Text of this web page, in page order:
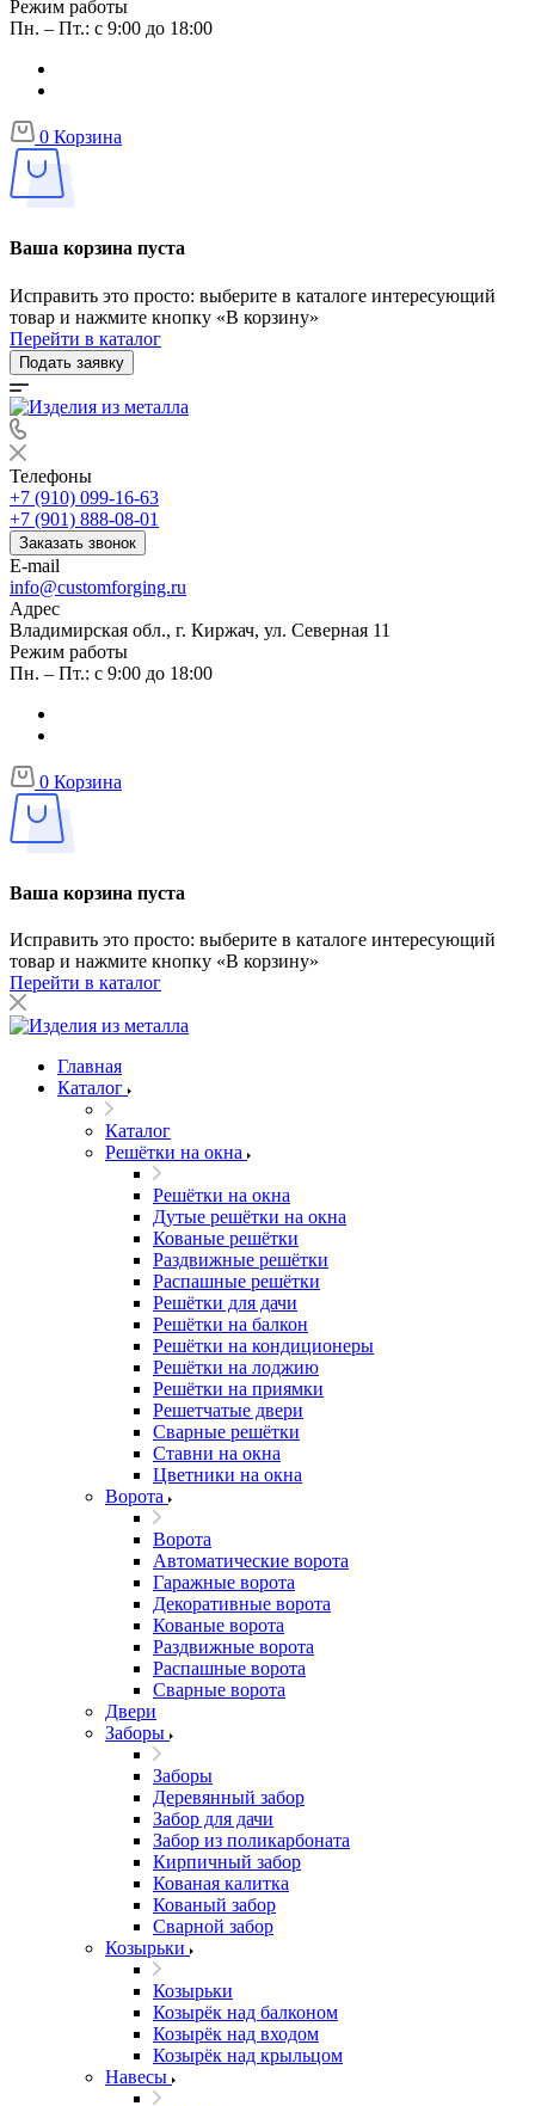
Режим работы
Пн. – Пт.: с 9:00 до 18:00
0 Корзина
Ваша корзина пуста
Исправить это просто: выберите в каталоге интересующий
товар и нажмите кнопку «В корзину»
Перейти в каталог
Подать заявку
Телефоны
+7 (910) 099-16-63
+7 (901) 888-08-01
Заказать звонок
E-mail
info@customforging.ru
Адрес
Владимирская обл., г. Киржач, ул. Северная 11
Режим работы
Пн. – Пт.: с 9:00 до 18:00
0 Корзина
Ваша корзина пуста
Исправить это просто: выберите в каталоге интересующий
товар и нажмите кнопку «В корзину»
Перейти в каталог
Главная
Каталог
Каталог
Решётки на окна
Решётки на окна
Дутые решётки на окна
Кованые решётки
Раздвижные решётки
Распашные решётки
Решётки для дачи
Решётки на балкон
Решётки на кондиционеры
Решётки на лоджию
Решётки на приямки
Решетчатые двери
Сварные решётки
Ставни на окна
Цветники на окна
Ворота
Ворота
Автоматические ворота
Гаражные ворота
Декоративные ворота
Кованые ворота
Раздвижные ворота
Распашные ворота
Сварные ворота
Двери
Заборы
Заборы
Деревянный забор
Забор для дачи
Забор из поликарбоната
Кирпичный забор
Кованая калитка
Кованый забор
Сварной забор
Козырьки
Козырьки
Козырёк над балконом
Козырёк над входом
Козырёк над крыльцом
Навесы